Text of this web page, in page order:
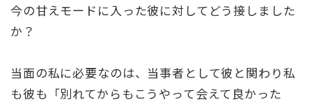
今の甘えモードに入った彼に対してどう接しました
か？
当面の私に必要なのは、当事者として彼と関わり私
も彼も「別れてからもこうやって会えて良かった